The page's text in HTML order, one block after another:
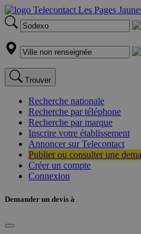
Trouver
Recherche nationale
Recherche par téléphone
Recherche par marque
Inscrire votre établissement
Annoncer sur Telecontact
Publier ou consulter une
Créer un compte
Connexion
Demander un devis à